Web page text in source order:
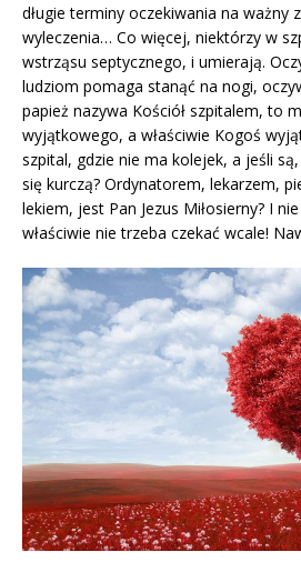
długie terminy oczekiwania na ważny
wyleczenia… Co więcej, niektórzy w
wstrząsu septycznego, i umierają.
ludziom pomaga stanąć na nogi,
papież nazywa Kościół szpitalem, to
wyjątkowego, a właściwie Kogoś
szpital, gdzie nie ma kolejek, a jeśli
się kurczą? Ordynatorem, lekarzem,
lekiem, jest Pan Jezus Miłosierny? I
właściwie nie trzeba czekać wcale!